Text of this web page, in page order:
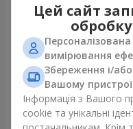
Букет "Казка мого життя"
2 332 грн
Замовити
Цей сайт
вимірювання
Збереження і/
Вашому пристрої
Інформація з Вашого
cookie та унікальні